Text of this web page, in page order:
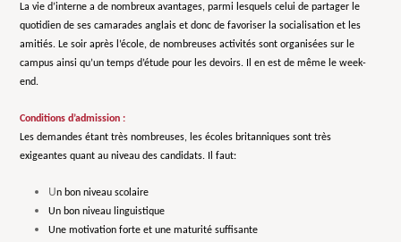
La vie d’interne a de nombreux avantages, parmi lesquels celui de partager le
quotidien de ses camarades anglais et donc de favoriser la socialisation et les
amitiés. Le soir après l’école, de nombreuses activités sont organisées sur le
campus ainsi qu’un temps d’étude pour les devoirs. Il en est de même le week-
end.
Conditions d’admission :
Les demandes étant très nombreuses, les écoles britanniques sont très
exigeantes quant au niveau des candidats.
Il faut:
Un bon niveau scolaire
Un bon niveau linguistique
Une motivation forte et une maturité suffisante